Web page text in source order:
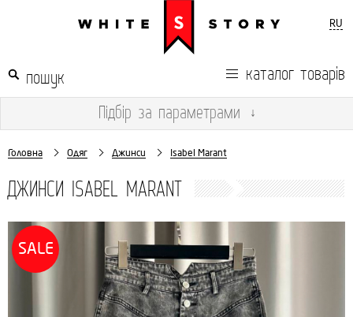
RU
каталог товарів
Підбір за параметрами ↓
Головна Одяг Джинси Isabel Marant
ДЖИНСИ ISABEL MARANT
SALE